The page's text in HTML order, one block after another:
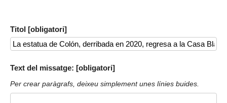
Titol [obligatori]
Text del missatge: [obligatori]
Per crear paràgrafs, deixeu simplement unes línies buides.